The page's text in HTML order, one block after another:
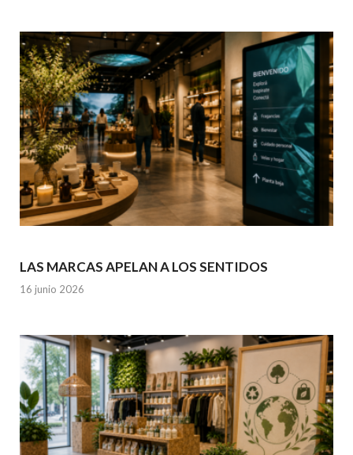
LAS MARCAS APELAN A LOS SENTIDOS
16 junio 2026